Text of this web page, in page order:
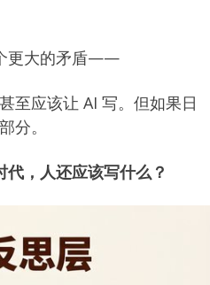
更大的矛盾——
至应该让 AI 写。但如果日
分。
，人还应该写什么？